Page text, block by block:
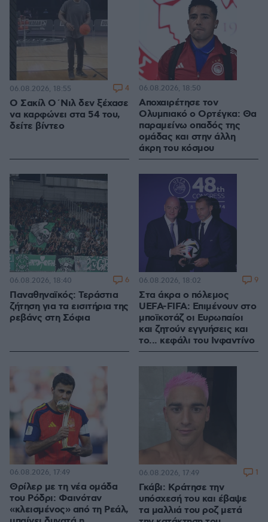
Ο Σακίλ Ο΄Νιλ δεν ξέχασε
να καρφώνει στα 54 του,
δείτε βίντεο
06.08.2026, 18:55 4
Αποχαιρέτησε τον
Ολυμπιακό ο Ορτέγκα: Θα
παραμείνω οπαδός της
ομάδας και στην άλλη
άκρη του κόσμου
06.08.2026, 18:50
Παναθηναϊκός: Τεράστια
ζήτηση για τα εισιτήρια της
ρεβάνς στη Σόφια
06.08.2026, 18:40 6
Στα άκρα ο πόλεμος
UEFA-FIFA: Επιμένουν στο
μποϊκοτάζ οι Ευρωπαίοι
και ζητούν εγγυήσεις και
το... κεφάλι του Ινφαντίνο
06.08.2026, 18:02 9
Θρίλερ με τη νέα ομάδα
του Ρόδρι: Φαινόταν
«κλεισμένος» από τη Ρεάλ,
06.08.2026, 17:49
Γκάβι: Κράτησε την
υπόσχεσή του και έβαψε
τα μαλλιά του ροζ μετά
06.08.2026, 17:49 1